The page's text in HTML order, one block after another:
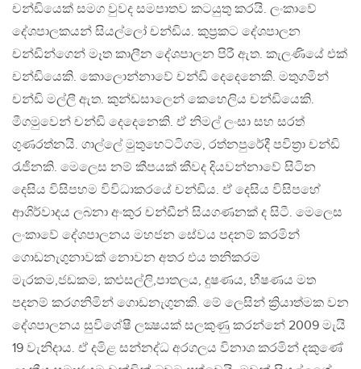
චන්ඩියෙක් සමග වුවද සමපාතව කටයුතු කරයි. ලංකාවේ
දේශපාලකයන් සියල්ලෝ චන්ඩිය. කුප්‍රකට දේශපාලන
චන්ඩින්ගෙන් මෑත කාලීන දේශපාලන පිරී ඇත. කැලණියේ එක්
චන්ඩියෙකි. කොලොන්නාවේ චන්ඩි දෙදෙනෙකි. මතුගමින්
චන්ඩි මල්ලී ඇත. කුන්ඩසාලෙන් කෙහෙලිය චන්ඩියෙකි.
මීගමුවෙන් චන්ඩි දෙදෙනෙකි. ඒ නිමල් ලංසා සහ සරත්
ගුණරත්නයි. ගාල්ලේ මුතුහෙට්ටිගම, රත්නපුරේදී පවිත්‍රා චන්ඩි
රැජිනකි. මෙලෙස නම් කීපයක් කීවද දියවන්නාවේ සිටින
දෙසිය විසිපහම විවිධාකරයේ චන්ඩිය. ඒ දෙසිය විසිපහේ
ආශිර්වාදය ලබනා අංකුර චන්ඩීන් සියගණනක් ද සිටී. මෙලෙස
ලංකාවේ දේශපාලනය මහජන සේවය පදනම් කරමින්
ගොඩනැගුනාවක් නොවන අතර එය තනිකරම
මැරකම,ජඩකම, කළුසල්ලි,පාතලය, දුෂණය, භීෂණය මත
පදනම් කරගනිමින් ගොඩනැගුනකි. මේ ලෙසින් ක්‍රියාත්මක වන
දේශපාලනය සුවිශේෂී ලක්‍ෂයක් සලකුණු කරන්නේ 2009 මැයි
19 වැනිදාය. ඒ දමිළ සන්නද්ධ අරගලය විනාශ කරමින් දකුණේ